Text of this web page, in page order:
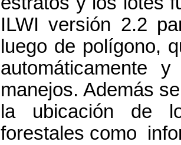
ILWI versión 2.2
luego de polígono,
manejos. Además
la ubicación de
forestales como